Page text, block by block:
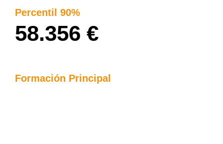
Percentil 90%
58.356 €
Formación Principal